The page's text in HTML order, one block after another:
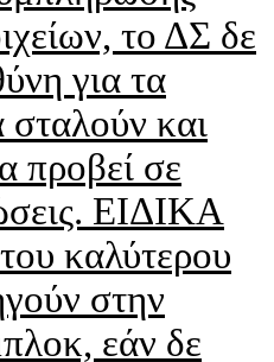
το ΔΣ δε
για τα
σταλούν και
προβεί σε
ΕΙΔΙΚΑ
καλύτερου
στην
εάν δε